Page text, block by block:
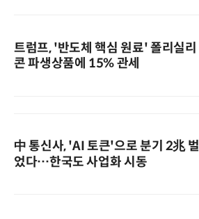
트럼프, '반도체 핵심 원료' 폴리실리
콘 파생상품에 15% 관세
中 통신사, 'AI 토큰'으로 분기 2兆 벌
었다…한국도 사업화 시동